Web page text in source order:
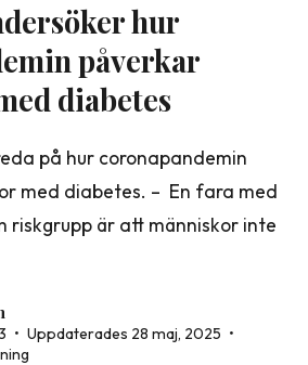
hur
påverkar
diabetes
på hur coronapandemin
med diabetes. – En fara med
riskgrupp är att människor inte
• Uppdaterades 28 maj, 2025 •